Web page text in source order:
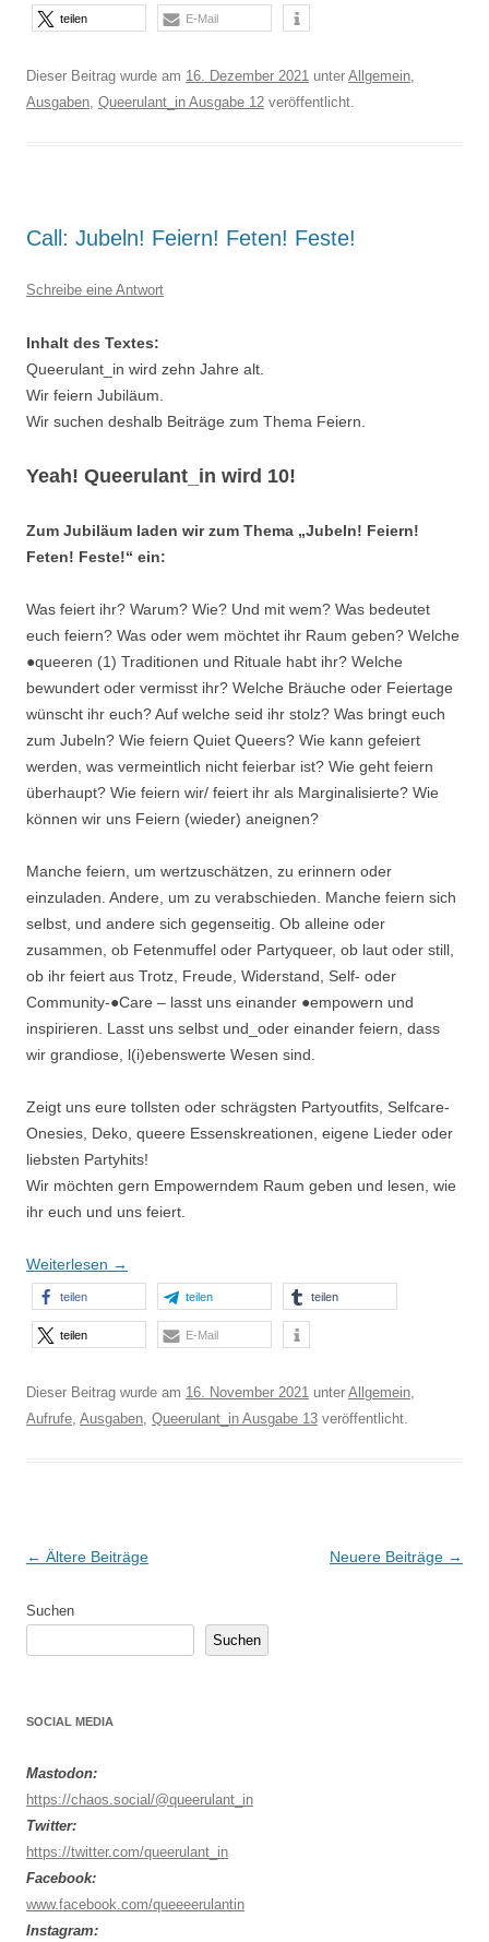
teilen E-Mail
Dieser Beitrag wurde am 16. Dezember 2021 unter Allgemein,
Ausgaben, Queerulant_in Ausgabe 12 veröffentlicht.
Call: Jubeln! Feiern! Feten! Feste!
Schreibe eine Antwort
Inhalt des Textes:
Queerulant_in wird zehn Jahre alt.
Wir feiern Jubiläum.
Wir suchen deshalb Beiträge zum Thema Feiern.
Yeah! Queerulant_in wird 10!
Zum Jubiläum laden wir zum Thema „Jubeln! Feiern!
Feten! Feste!“ ein:
Was feiert ihr? Warum? Wie? Und mit wem? Was bedeutet
euch feiern? Was oder wem möchtet ihr Raum geben? Welche
●queeren (1) Traditionen und Rituale habt ihr? Welche
bewundert oder vermisst ihr? Welche Bräuche oder Feiertage
wünscht ihr euch? Auf welche seid ihr stolz? Was bringt euch
zum Jubeln? Wie feiern Quiet Queers? Wie kann gefeiert
werden, was vermeintlich nicht feierbar ist? Wie geht feiern
überhaupt? Wie feiern wir/ feiert ihr als Marginalisierte? Wie
können wir uns Feiern (wieder) aneignen?
Manche feiern, um wertzuschätzen, zu erinnern oder
einzuladen. Andere, um zu verabschieden. Manche feiern sich
selbst, und andere sich gegenseitig. Ob alleine oder
zusammen, ob Fetenmuffel oder Partyqueer, ob laut oder still,
ob ihr feiert aus Trotz, Freude, Widerstand, Self- oder
Community-●Care – lasst uns einander ●empowern und
inspirieren. Lasst uns selbst und_oder einander feiern, dass
wir grandiose, l(i)ebenswerte Wesen sind.
Zeigt uns eure tollsten oder schrägsten Partyoutfits, Selfcare-
Onesies, Deko, queere Essenskreationen, eigene Lieder oder
liebsten Partyhits!
Wir möchten gern Empowerndem Raum geben und lesen, wie
ihr euch und uns feiert.
Weiterlesen →
teilen teilen teilen
teilen E-Mail
Dieser Beitrag wurde am 16. November 2021 unter Allgemein,
Aufrufe, Ausgaben, Queerulant_in Ausgabe 13 veröffentlicht.
Beitrags-
← Ältere Beiträge Neuere Beiträge →
Suchen
Suchen
SOCIAL MEDIA
Mastodon:
https://chaos.social/@queerulant_in
Twitter:
https://twitter.com/queerulant_in
Facebook:
www.facebook.com/queeeerulantin
Instagram: